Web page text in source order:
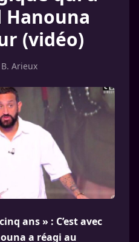
(vidéo)
Arieux
ans » : C’est avec
a réagi au